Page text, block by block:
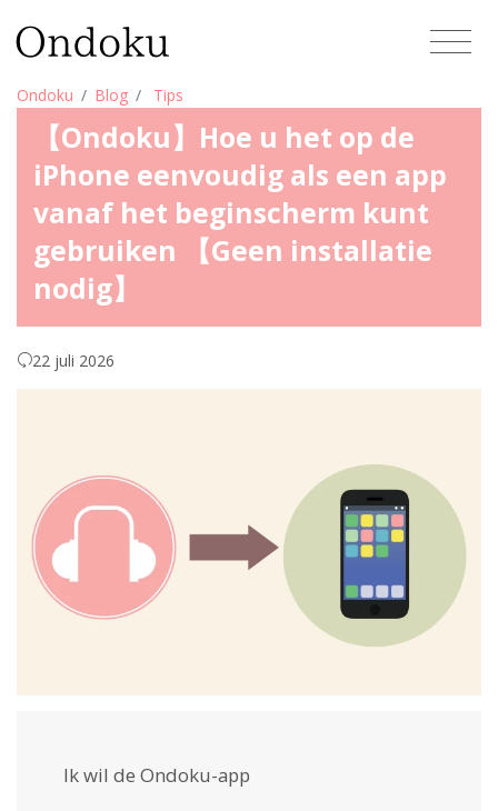
Ondoku Blog Tips
【Ondoku】Hoe u het op de
iPhone eenvoudig als een app
vanaf het beginscherm kunt
gebruiken 【Geen installatie
nodig】
22 juli 2026
Ik wil de Ondoku-app